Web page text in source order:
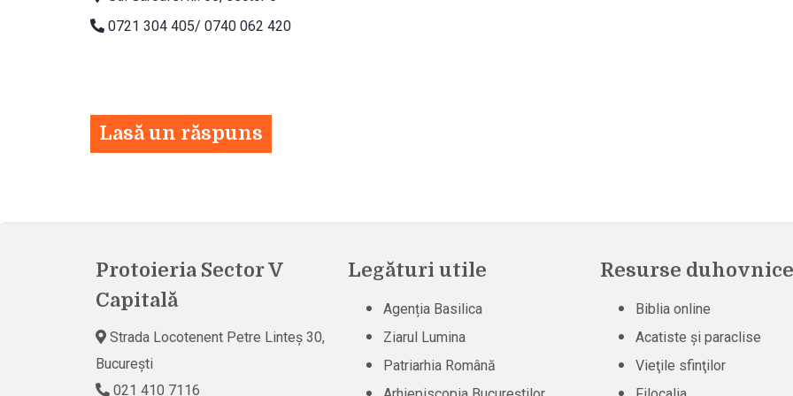
0721 304 405/ 0740 062 420
Lasă un răspuns
Protoieria Sector V
Capitală
Strada Locotenent Petre Linteș 30,
București
021 410 7116
Legături utile
Agenția Basilica
Ziarul Lumina
Patriarhia Română
Resurse
Biblia online
Acatiste şi paraclise
Vieţile sfinţilor